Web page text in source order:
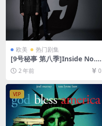
欧美 热门剧集
[9号秘事 第八季]Inside No. 9
Season 8 (2022)[百度网盘
+夸克网盘1080P超清未删减
资源][网盘在线播放/下载][MP
4/4.8GB][中英字幕]
2 年前 0
VIP